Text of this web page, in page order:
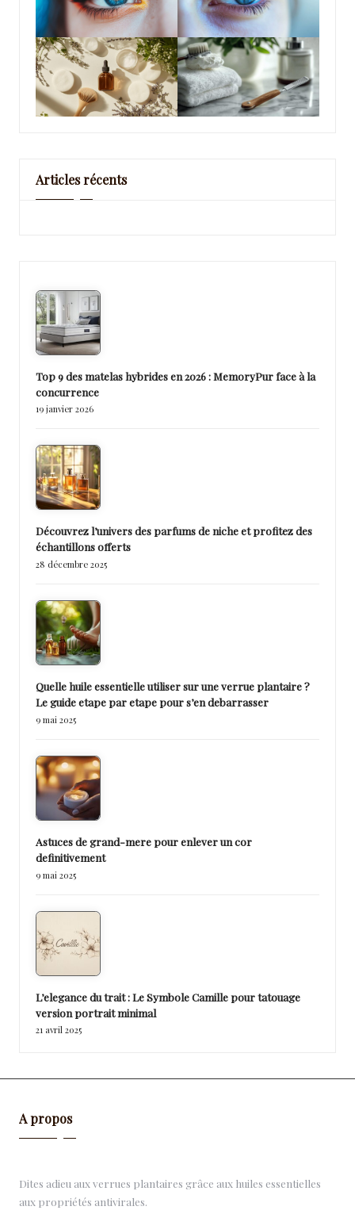
Articles récents
Top 9 des matelas hybrides en 2026 : MemoryPur face à la
concurrence
19 janvier 2026
Découvrez l’univers des parfums de niche et profitez des
échantillons offerts
28 décembre 2025
Quelle huile essentielle utiliser sur une verrue plantaire ?
Le guide etape par etape pour s’en debarrasser
9 mai 2025
Astuces de grand-mere pour enlever un cor
definitivement
9 mai 2025
L’elegance du trait : Le Symbole Camille pour tatouage
version portrait minimal
21 avril 2025
A propos
Dites adieu aux verrues plantaires grâce aux huiles essentielles
aux propriétés antivirales.